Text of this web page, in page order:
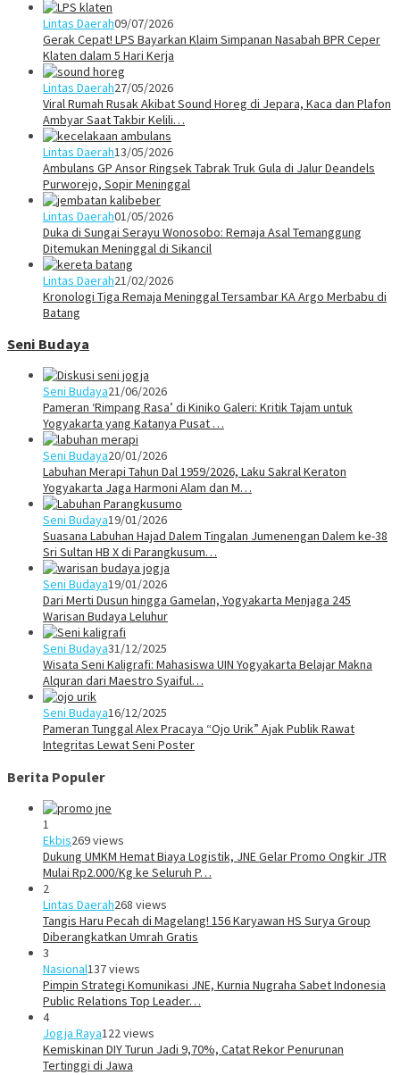
Lintas Daerah09/07/2026
Gerak Cepat! LPS Bayarkan Klaim Simpanan Nasabah BPR Ceper
Klaten dalam 5 Hari Kerja
Lintas Daerah27/05/2026
Viral Rumah Rusak Akibat Sound Horeg di Jepara, Kaca dan Plafon
Ambyar Saat Takbir Kelili…
Lintas Daerah13/05/2026
Ambulans GP Ansor Ringsek Tabrak Truk Gula di Jalur Deandels
Purworejo, Sopir Meninggal
Lintas Daerah01/05/2026
Duka di Sungai Serayu Wonosobo: Remaja Asal Temanggung
Ditemukan Meninggal di Sikancil
Lintas Daerah21/02/2026
Kronologi Tiga Remaja Meninggal Tersambar KA Argo Merbabu di
Batang
Seni Budaya
Seni Budaya21/06/2026
Pameran ‘Rimpang Rasa’ di Kiniko Galeri: Kritik Tajam untuk
Yogyakarta yang Katanya Pusat …
Seni Budaya20/01/2026
Labuhan Merapi Tahun Dal 1959/2026, Laku Sakral Keraton
Yogyakarta Jaga Harmoni Alam dan M…
Seni Budaya19/01/2026
Suasana Labuhan Hajad Dalem Tingalan Jumenengan Dalem ke-38
Sri Sultan HB X di Parangkusum…
Seni Budaya19/01/2026
Dari Merti Dusun hingga Gamelan, Yogyakarta Menjaga 245
Warisan Budaya Leluhur
Seni Budaya31/12/2025
Wisata Seni Kaligrafi: Mahasiswa UIN Yogyakarta Belajar Makna
Alquran dari Maestro Syaiful…
Seni Budaya16/12/2025
Pameran Tunggal Alex Pracaya “Ojo Urik” Ajak Publik Rawat
Integritas Lewat Seni Poster
Berita Populer
1
Ekbis269 views
Dukung UMKM Hemat Biaya Logistik, JNE Gelar Promo Ongkir JTR
Mulai Rp2.000/Kg ke Seluruh P…
2
Lintas Daerah268 views
Tangis Haru Pecah di Magelang! 156 Karyawan HS Surya Group
Diberangkatkan Umrah Gratis
3
Nasional137 views
Pimpin Strategi Komunikasi JNE, Kurnia Nugraha Sabet Indonesia
Public Relations Top Leader…
4
Jogja Raya122 views
Kemiskinan DIY Turun Jadi 9,70%, Catat Rekor Penurunan
Tertinggi di Jawa